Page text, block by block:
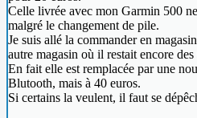
Celle livrée avec mon Garmin 500
malgré le changement de pile.
Je suis allé la commander en
autre magasin où il restait encore des
En fait elle est remplacée par une
Blutooth, mais à 40 euros.
Si certains la veulent, il faut se